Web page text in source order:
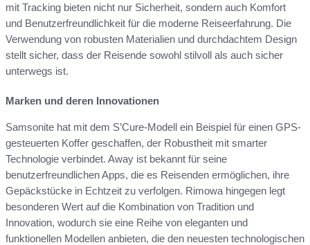
mit Tracking bieten nicht nur Sicherheit, sondern auch Komfort
und Benutzerfreundlichkeit für die moderne Reiseerfahrung. Die
Verwendung von robusten Materialien und durchdachtem Design
stellt sicher, dass der Reisende sowohl stilvoll als auch sicher
unterwegs ist.
Marken und deren Innovationen
Samsonite hat mit dem S’Cure-Modell ein Beispiel für einen GPS-
gesteuerten Koffer geschaffen, der Robustheit mit smarter
Technologie verbindet. Away ist bekannt für seine
benutzerfreundlichen Apps, die es Reisenden ermöglichen, ihre
Gepäckstücke in Echtzeit zu verfolgen. Rimowa hingegen legt
besonderen Wert auf die Kombination von Tradition und
Innovation, wodurch sie eine Reihe von eleganten und
funktionellen Modellen anbieten, die den neuesten technologischen